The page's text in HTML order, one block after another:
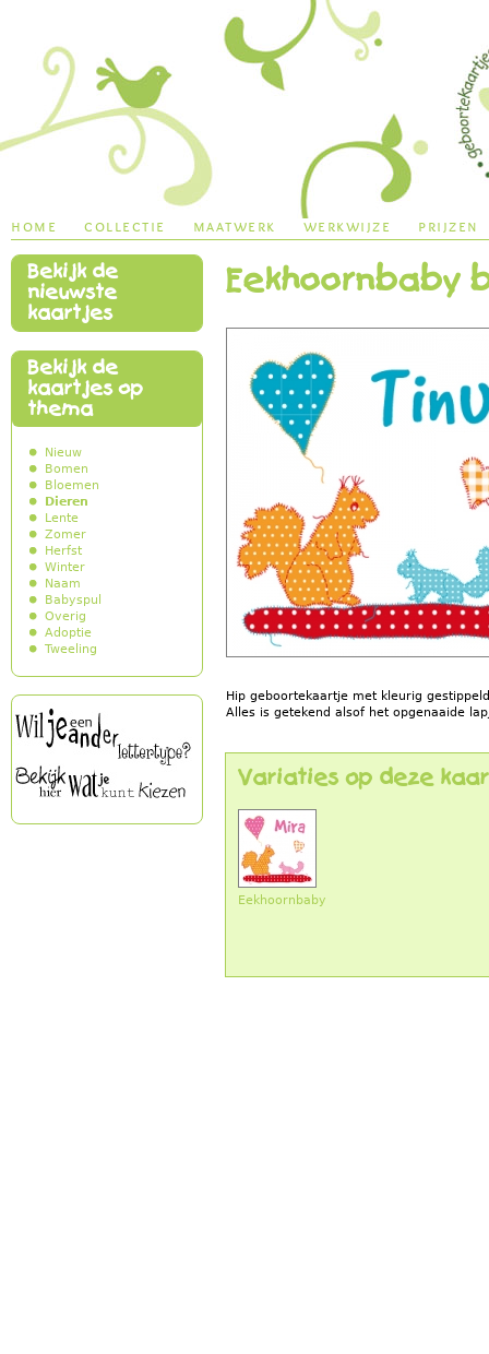
Eekhoornbaby
Hip geboortekaartje met kleurig
Alles is getekend alsof het opgenaaide
Variaties op deze
Eekhoornbaby
main menu
home collectie maatwerk werkwijze prijzen
Bekijk de
nieuwste
kaartjes
Bekijk de
kaartjes op
thema
Nieuw
Bomen
Bloemen
Dieren
Lente
Zomer
Herfst
Winter
Naam
Babyspul
Overig
Adoptie
Tweeling